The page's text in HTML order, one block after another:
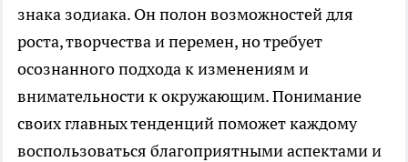
знака зодиака. Он полон возможностей для
роста, творчества и перемен, но требует
осознанного подхода к изменениям и
внимательности к окружающим. Понимание
своих главных тенденций поможет каждому
воспользоваться благоприятными аспектами и